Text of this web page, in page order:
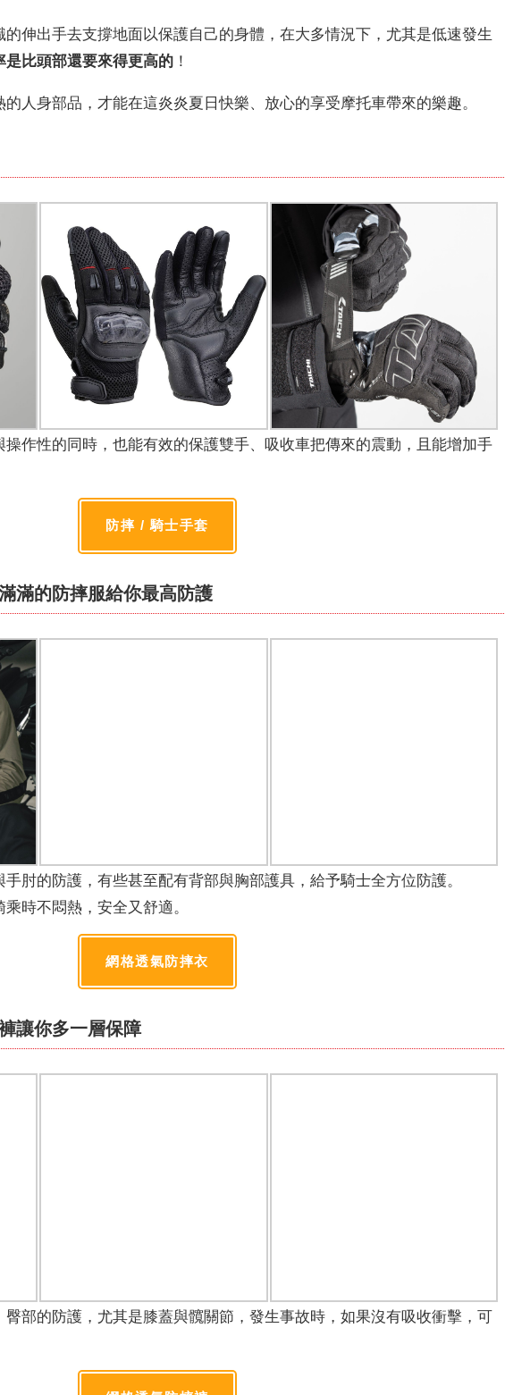
伸出手去支撐地面以保護自己的身體，在大多情況下，尤其是低速發生
是比頭部還要來得更高的 ！
人身部品，才能在這炎炎夏日快樂、放心的享受摩托車帶來的樂趣。
作性的同時，也能有效的保護雙手、吸收車把傳來的震動，且能增加手
防摔 / 騎士手套
滿的防摔服給你最高防護
肘的防護，有些甚至配有背部與胸部護具，給予騎士全方位防護。
時不悶熱，安全又舒適。
網格透氣防摔衣
讓你多一層保障
臀部的防護，尤其是膝蓋與髖關節，發生事故時，如果沒有吸收衝擊，可